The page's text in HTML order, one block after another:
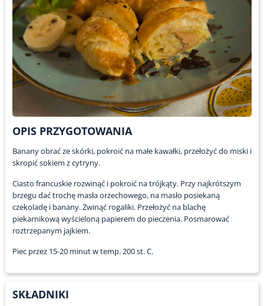
OPIS PRZYGOTOWANIA
Banany obrać ze skórki, pokroić na małe kawałki, przełożyć do miski i
skropić sokiem z cytryny.
Ciasto francuskie rozwinąć i pokroić na trójkąty. Przy najkrótszym
brzegu dać trochę masła orzechowego, na masło posiekaną
czekoladę i banany. Zwinąć rogaliki. Przełożyć na blachę
piekarnikową wyścieloną papierem do pieczenia. Posmarować
roztrzepanym jajkiem.
Piec przez 15-20 minut w temp. 200 st. C.
SKŁADNIKI